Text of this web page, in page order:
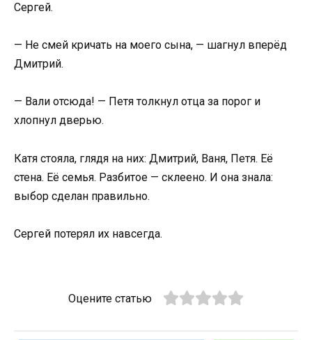
Сергей.
— Не смей кричать на моего сына, — шагнул вперёд
Дмитрий.
— Вали отсюда! — Петя толкнул отца за порог и
хлопнул дверью.
Катя стояла, глядя на них: Дмитрий, Ваня, Петя. Её
стена. Её семья. Разбитое — склеено. И она знала:
выбор сделан правильно.
Сергей потерял их навсегда.
Оцените статью